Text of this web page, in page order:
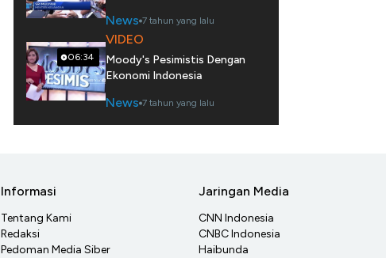
News 7 tahun yang lalu
06:34
VIDEO
Moody's Pesimistis Dengan
Ekonomi Indonesia
News 7 tahun yang lalu
Informasi
Tentang Kami
Redaksi
Pedoman Media Siber
Jaringan Media
CNN Indonesia
CNBC Indonesia
Haibunda